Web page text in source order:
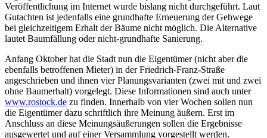
Veröffentlichung im Internet wurde bislang nicht durchgeführt. Laut
Gutachten ist jedenfalls eine grundhafte Erneuerung der Gehwege
bei gleichzeitigem Erhalt der Bäume nicht möglich. Die Alternative
lautet Baumfällung oder nicht-grundhafte Sanierung.
Anfang Oktober hat die Stadt nun die Eigentümer (nicht aber die
ebenfalls betroffenen Mieter) in der Friedrich-Franz-Straße
angeschrieben und ihnen vier Planungsvarianten (zwei mit und zwei
ohne Baumerhalt) vorgelegt. Diese Informationen sind auch unter
www.rostock.de zu finden. Innerhalb von vier Wochen sollen nun
die Eigentümer dazu schriftlich ihre Meinung äußern. Erst im
Anschluss an diese Meinungsäußerungen sollen die Ergebnisse
ausgewertet und auf einer Versammlung vorgestellt werden.